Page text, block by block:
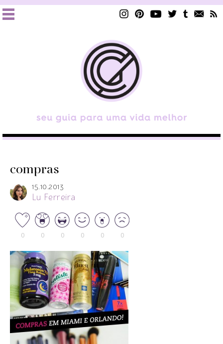
compras
15.10.2013
Lu Ferreira
0 0 0 0 0 0